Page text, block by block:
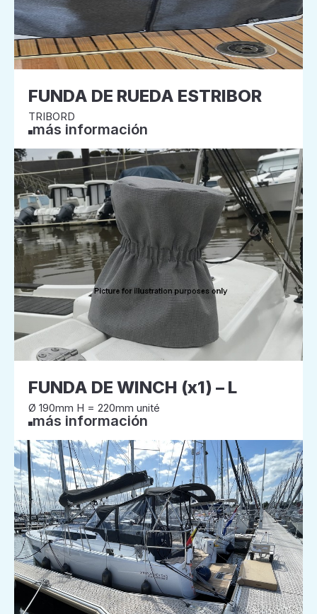
FUNDA DE RUEDA ESTRIBOR
TRIBORD
más información
FUNDA DE WINCH (x1) – L
Ø 190mm H = 220mm unité
más información